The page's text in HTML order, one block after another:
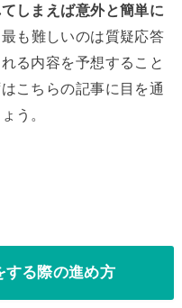
しまえば意外と簡単に
最も難しいのは質疑応答
る内容を予想すること
こちらの記事に目を通
う。
する際の進め方